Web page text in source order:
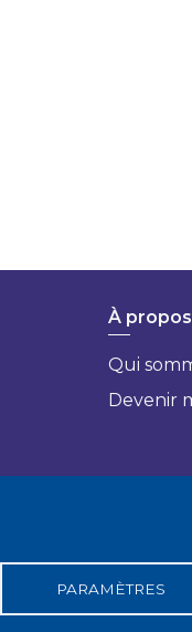
PARAMÈTRES
À propos
Qui
Devenir